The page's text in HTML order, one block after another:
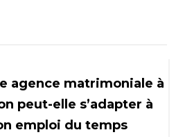
agence matrimoniale à
peut-elle s’adapter à
emploi du temps